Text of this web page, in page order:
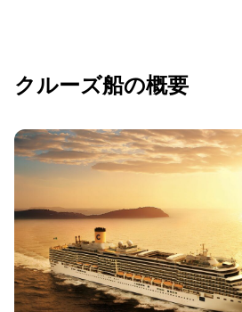
クルーズ船の概要